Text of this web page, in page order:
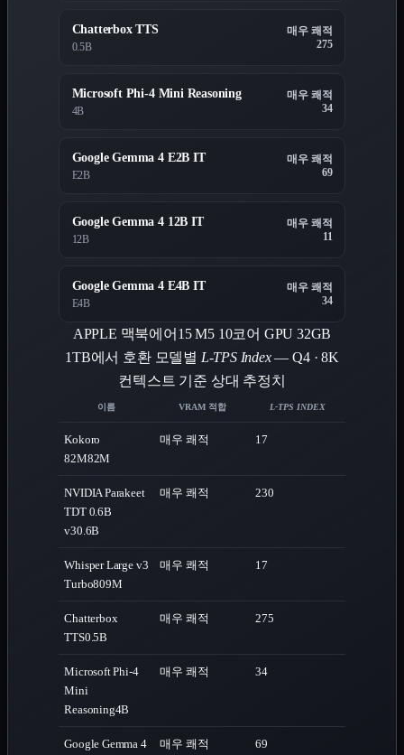
Chatterbox TTS
0.5B
매우 쾌적
275
Microsoft Phi-4 Mini Reasoning
4B
매우 쾌적
34
Google Gemma 4 E2B IT
E2B
매우 쾌적
69
Google Gemma 4 12B IT
12B
매우 쾌적
11
Google Gemma 4 E4B IT
E4B
매우 쾌적
34
APPLE 맥북에어15 M5 10코어 GPU 32GB
1TB에서 호환 모델별 L-TPS Index— Q4 · 8K
컨텍스트 기준 상대 추정치
이름 VRAM 적합 L-TPS INDEX
Kokoro
82M82M
매우 쾌적 17
NVIDIA Parakeet
TDT 0.6B
v30.6B
매우 쾌적 230
Whisper Large v3
Turbo809M
매우 쾌적 17
Chatterbox
TTS0.5B
매우 쾌적 275
Microsoft Phi-4
Mini
Reasoning4B
매우 쾌적 34
Google Gemma 4 매우 쾌적 69